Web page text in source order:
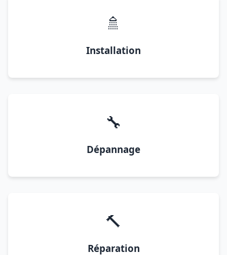
🚿
Installation
🔧
Dépannage
🔨
Réparation